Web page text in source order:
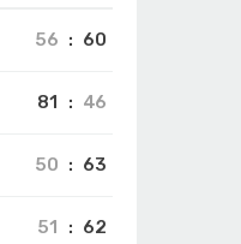
56 : 60
81 : 46
50 : 63
51 : 62